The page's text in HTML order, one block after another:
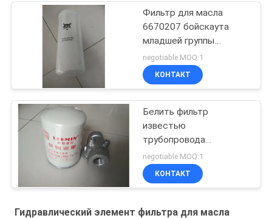
Фильтр для масла
6670207 бойскаута
младшей группы
затяжелителя
экскаватора
гидравлический
negotiable MOQ:1
КОНТАКТ
Белить фильтр
известью
трубопровода
гидравлического масла
роторный
negotiable MOQ:1
КОНТАКТ
Гидравлический элемент фильтра для масла